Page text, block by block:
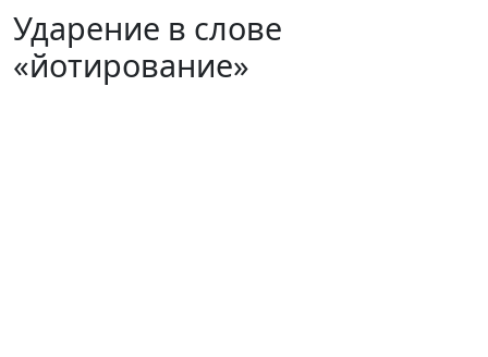
Ударение в слове
«йотирование»